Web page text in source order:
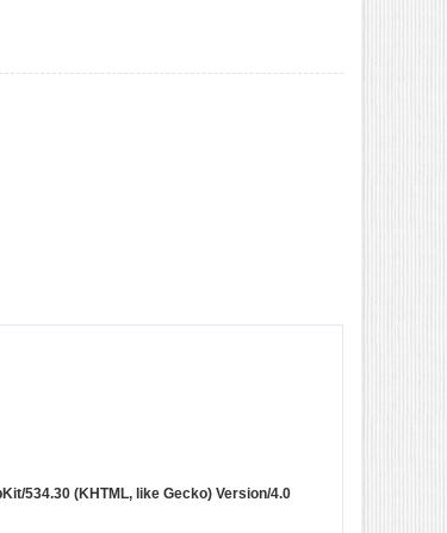
534.30 (KHTML, like Gecko) Version/4.0